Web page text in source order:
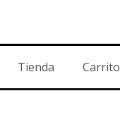
Tienda Carrito